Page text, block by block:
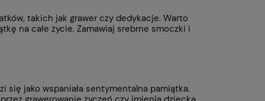
takich jak grawer czy dedykacje. Warto
na całe życie. Zamawiaj srebrne smoczki i
się jako wspaniała sentymentalna pamiątka.